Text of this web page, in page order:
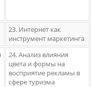
23. Интернет как
инструмент маркетинга
24. Анализ влияния
цвета и формы на
восприятие рекламы в
сфере туризма